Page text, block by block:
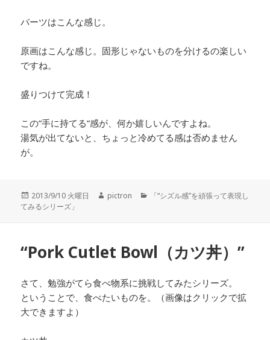
パーツはこんな感じ。
原画はこんな感じ。固形じゃないものを分けるの楽しい
ですね。
盛りつけて完成！
この”手に持てる”感が、何か嬉しいんですよね。
湯気が出てないと、ちょっと冷めてる感は否めません
が。
投
稿
2013/9/10 火曜日
作
pictron
カ
「“シズル感”を頑張って表現し
てみるシリーズ」
“Pork Cutlet Bowl（カツ丼）”
さて、勉強がてら食べ物系に挑戦してみたシリーズ。
ということで、食べたいものを。（画像はクリックで拡
大できますよ）